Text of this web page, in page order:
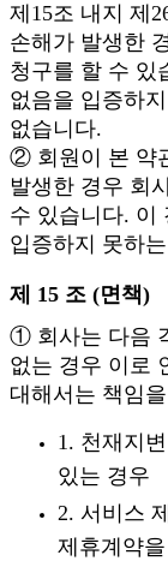
제15조 내지 제
손해가 발생한
청구를 할 수 있
없음을 입증하
없습니다.
② 회원이 본 약
발생한 경우 회
수 있습니다. 이
입증하지 못하
제 15 조 (면책)
① 회사는 다음
없는 경우 이로
대해서는 책임
1. 천재지
있는 경우
2. 서비스
제휴계약